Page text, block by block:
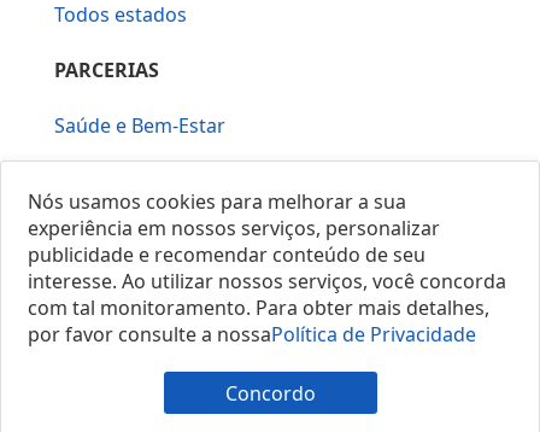
Todos estados
PARCERIAS
Saúde e Bem-Estar
© 2025 Locais do Brasil
Nós usamos cookies para melhorar a sua
experiência em nossos serviços, personalizar
publicidade e recomendar conteúdo de seu
interesse. Ao utilizar nossos serviços, você concorda
com tal monitoramento. Para obter mais detalhes,
por favor consulte a nossaPolítica de Privacidade
Concordo